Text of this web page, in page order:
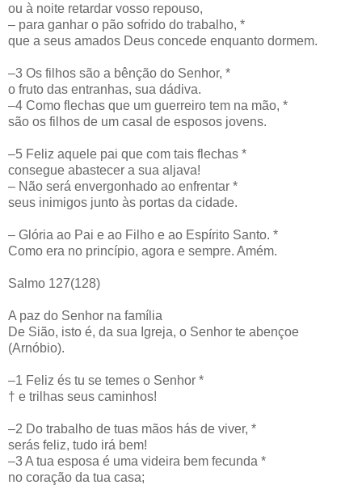
ou à noite retardar vosso repouso,
– para ganhar o pão sofrido do trabalho, *
que a seus amados Deus concede enquanto dormem.
–3 Os filhos são a bênção do Senhor, *
o fruto das entranhas, sua dádiva.
–4 Como flechas que um guerreiro tem na mão, *
são os filhos de um casal de esposos jovens.
–5 Feliz aquele pai que com tais flechas *
consegue abastecer a sua aljava!
– Não será envergonhado ao enfrentar *
seus inimigos junto às portas da cidade.
– Glória ao Pai e ao Filho e ao Espírito Santo. *
Como era no princípio, agora e sempre. Amém.
Salmo 127(128)
A paz do Senhor na família
De Sião, isto é, da sua Igreja, o Senhor te abençoe
(Arnóbio).
–1 Feliz és tu se temes o Senhor *
† e trilhas seus caminhos!
–2 Do trabalho de tuas mãos hás de viver, *
serás feliz, tudo irá bem!
–3 A tua esposa é uma videira bem fecunda *
no coração da tua casa;